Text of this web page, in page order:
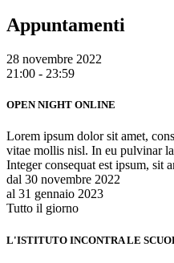
Appuntamenti
28 novembre 2022
21:00 - 23:59
OPEN NIGHT ONLINE
Lorem ipsum dolor sit amet,
vitae mollis nisl. In eu pulvinar
Integer consequat est ipsum, sit
dal 30 novembre 2022
al 31 gennaio 2023
Tutto il giorno
L'ISTITUTO INCONTRA LE